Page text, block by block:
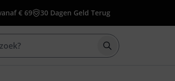
€ 69 30 Dagen Geld Terug
Zoek met